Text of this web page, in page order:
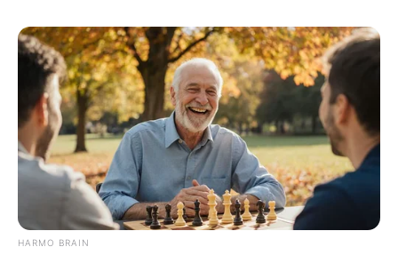
&TEAM RESCENE
Minami RESCENE Zena RESCENE
HARMO BRAIN